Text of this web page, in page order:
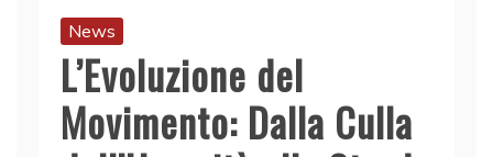
News
L’Evoluzione del
Movimento: Dalla Culla